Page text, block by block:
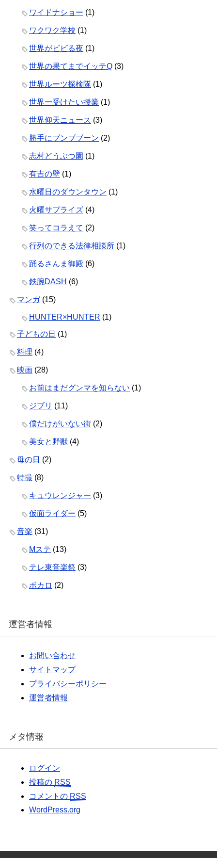
ワイドナショー (1)
ワクワク学校 (1)
世界がビビる夜 (1)
世界の果てまでイッテQ (3)
世界ルーツ探検隊 (1)
世界一受けたい授業 (1)
世界仰天ニュース (3)
勝手にブンブブーン (2)
志村どうぶつ園 (1)
有吉の壁 (1)
水曜日のダウンタウン (1)
火曜サプライズ (4)
笑ってコラえて (2)
行列のできる法律相談所 (1)
踊るさんま御殿 (6)
鉄腕DASH (6)
マンガ(15)
HUNTER×HUNTER (1)
子どもの日 (1)
料理 (4)
映画 (28)
お前はまだグンマを知らない (1)
ジブリ (11)
僕だけがいない街 (2)
美女と野獣 (4)
母の日 (2)
特撮 (8)
キュウレンジャー (3)
仮面ライダー (5)
音楽 (31)
Mステ (13)
テレ東音楽祭 (3)
ボカロ (2)
運営者情報
お問い合わせ
サイトマップ
プライバシーポリシー
運営者情報
メタ情報
ログイン
投稿の RSS
コメントの RSS
WordPress.org